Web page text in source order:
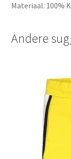
Materiaal: 100%
Andere